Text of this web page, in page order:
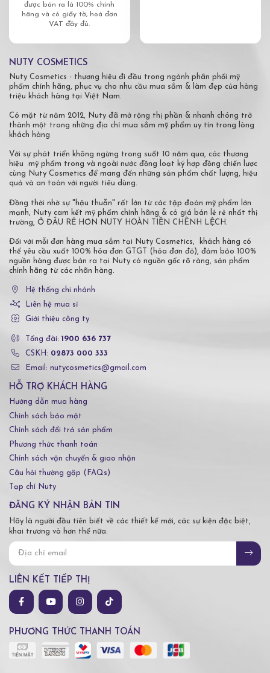
được bán ra là 100% chính
hãng và có giấy tờ, hoá đơn
VAT đầy đủ.
NUTY COSMETICS
Nuty Cosmetics - thương hiệu đi đầu trong ngành phân phối mỹ
phẩm chính hãng, phục vụ cho nhu cầu mua sắm & làm đẹp của hàng
triệu khách hàng tại Việt Nam.
Có mặt từ năm 2012, Nuty đã mở rộng thị phần & nhanh chóng trở
thành một trong những địa chỉ mua sắm mỹ phẩm uy tín trong lòng
khách hàng
Với sự phát triển không ngừng trong suốt 10 năm qua, các thương
hiệu mỹ phẩm trong và ngoài nước đồng loạt ký hợp đồng chiến lược
cùng Nuty Cosmetics để mang đến những sản phẩm chất lượng, hiệu
quả và an toàn với người tiêu dùng.
Đồng thời nhờ sự "hậu thuẫn" rất lớn từ các tập đoàn mỹ phẩm lớn
mạnh, Nuty cam kết mỹ phẩm chính hãng & có giá bán lẻ rẻ nhất thị
trường, Ở ĐÂU RẺ HƠN NUTY HOÀN TIỀN CHÊNH LỆCH.
Đối với mỗi đơn hàng mua sắm tại Nuty Cosmetics, khách hàng có
thể yêu cầu xuất 100% hóa đơn GTGT (hóa đơn đỏ), đảm bảo 100%
nguồn hàng được bán ra tại Nuty có nguồn gốc rõ ràng, sản phẩm
chính hãng từ các nhãn hàng.
Hệ thống chi nhánh
Liên hệ mua sỉ
Giới thiệu công ty
Tổng đài: 1900 636 737
CSKH: 02873 000 333
Email: nutycosmetics@gmail.com
HỖ TRỢ KHÁCH HÀNG
Hướng dẫn mua hàng
Chính sách bảo mật
Chính sách đổi trả sản phẩm
Phương thức thanh toán
Chính sách vận chuyển & giao nhận
Câu hỏi thường gặp (FAQs)
Tạp chí Nuty
ĐĂNG KÝ NHẬN BẢN TIN
Hãy là người đầu tiên biết về các thiết kế mới, các sự kiện đặc biệt,
khai trương và hơn thế nữa.
LIÊN KẾT TIẾP THỊ
PHƯƠNG THỨC THANH TOÁN